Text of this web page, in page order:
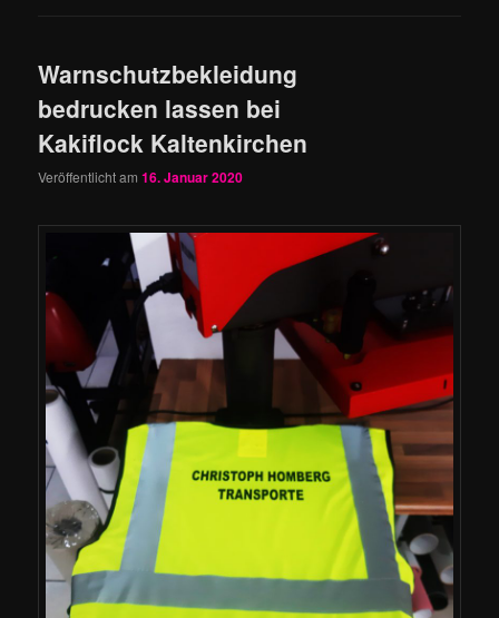
Warnschutzbekleidung
bedrucken lassen bei
Kakiflock Kaltenkirchen
Veröffentlicht am16. Januar 2020